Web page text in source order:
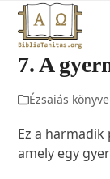
Skip
content
Open
mobile
menu
Close
mobile
menu
7. A
Ézsaiás könyve
Ez a
amely egy